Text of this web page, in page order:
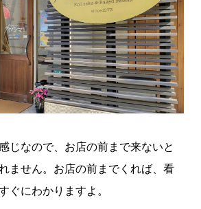
じなので、お店の前まで来ないと
ません。お店の前までくれば、看
ぐにわかりますよ。